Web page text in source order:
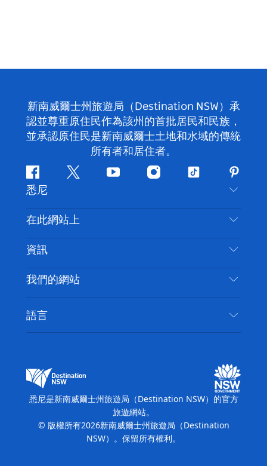
新南威爾士州旅遊局（Destination NSW）承
認並尊重原住民作為該州的首批居民和民族，
並承認原住民是新南威爾士土地和水域的傳統
所有者和居住者。
Facebook嘰
喳
喳
Youtube Instagram
抖
悉尼
聯絡我們
免責聲明
隱私
Cookie 通知
在此網站上
目的地
要做的事情
新南威爾斯州公路旅行
活動
住宿
資訊
旅行資訊
無障礙悉尼
列出您的業務
我們的網站
新南威爾士州旅遊局（Destination NSW）媒體中
心
繽紛悉尼燈光音樂節
語言
悉尼是新南威爾士州旅遊局（Destination NSW）的官方
旅遊網站。
© 版權所有2026新南威爾士州旅遊局（Destination
NSW）。保留所有權利。